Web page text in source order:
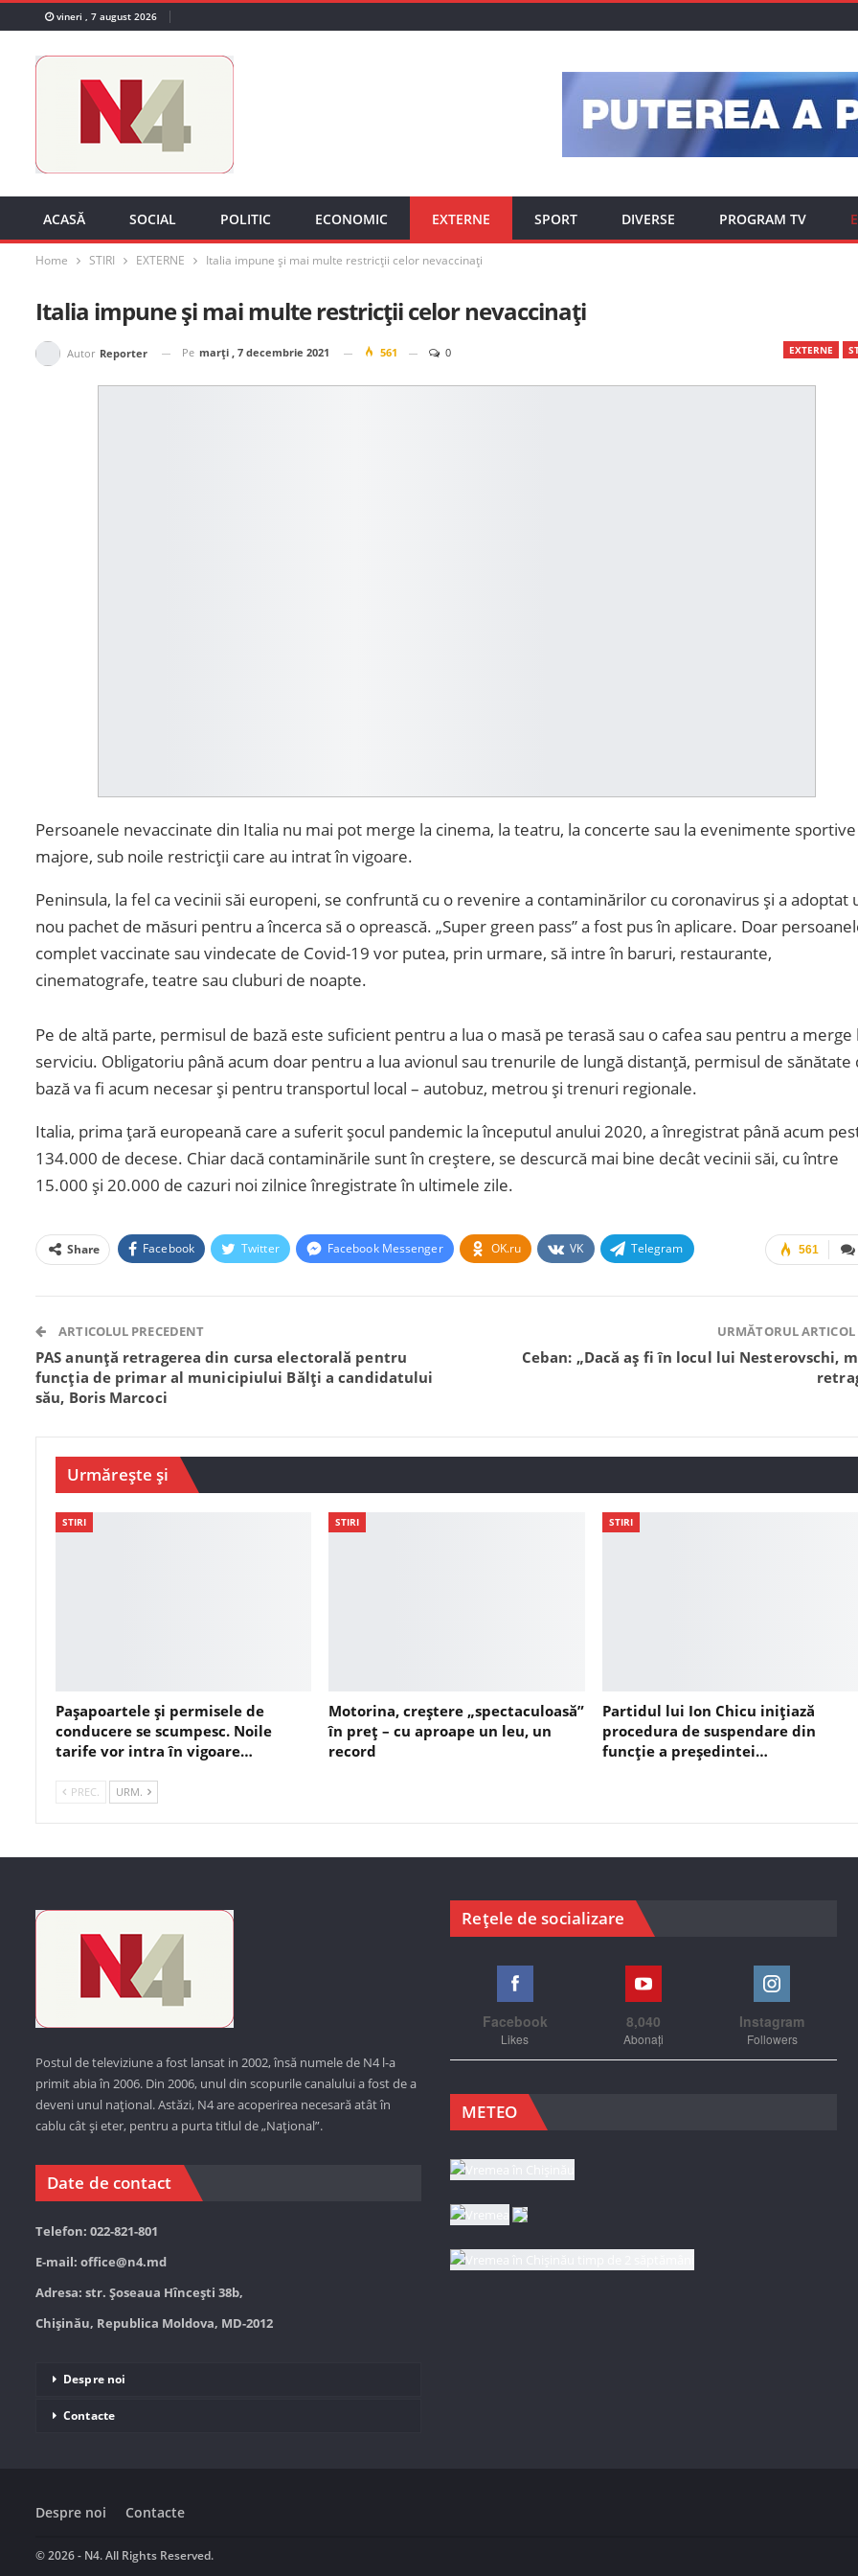
vineri , 7 august 2026
ACASĂ SOCIAL POLITIC ECONOMIC EXTERNE SPORT DIVERSE PROGRAM TV
Home STIRI EXTERNE Italia impune și mai multe restricții celor nevaccinați
Italia impune și mai multe restricții celor nevaccinați
EXTERNE
Autor Reporter Pe marți , 7 decembrie 2021 561 0
Persoanele nevaccinate din Italia nu mai pot merge la cinema, la teatru, la concerte sau la evenimente sportive
majore, sub noile restricții care au intrat în vigoare.
Peninsula, la fel ca vecinii săi europeni, se confruntă cu o revenire a contaminărilor cu coronavirus și a adoptat
nou pachet de măsuri pentru a încerca să o oprească. „Super green pass” a fost pus în aplicare. Doar
complet vaccinate sau vindecate de Covid-19 vor putea, prin urmare, să intre în baruri, restaurante,
cinematografe, teatre sau cluburi de noapte.
Pe de altă parte, permisul de bază este suficient pentru a lua o masă pe terasă sau o cafea sau pentru a merge
serviciu. Obligatoriu până acum doar pentru a lua avionul sau trenurile de lungă distanță, permisul de sănătate
bază va fi acum necesar și pentru transportul local – autobuz, metrou și trenuri regionale.
Italia, prima țară europeană care a suferit șocul pandemic la începutul anului 2020, a înregistrat până acum
134.000 de decese. Chiar dacă contaminările sunt în creștere, se descurcă mai bine decât vecinii săi, cu între
15.000 și 20.000 de cazuri noi zilnice înregistrate în ultimele zile.
561
Share Facebook Twitter Facebook Messenger OK.ru VK Telegram
ARTICOLUL PRECEDENT
PAS anunţă retragerea din cursa electorală pentru
funcţia de primar al municipiului Bălţi a candidatului
său, Boris Marcoci
URMĂTORUL ARTICOL
Ceban: „Dacă aș fi în locul lui Nesterovschi,
Urmărește și
STIRI
Pașapoartele și permisele de
conducere se scumpesc. Noile
tarife vor intra în vigoare…
STIRI
Motorina, creștere „spectaculoasă”
în preț – cu aproape un leu, un
record
STIRI
Partidul lui Ion Chicu inițiază
procedura de suspendare din
funcție a președintei…
PREC. URM.
Postul de televiziune a fost lansat in 2002, însă numele de N4 l-a
primit abia în 2006. Din 2006, unul din scopurile canalului a fost de a
deveni unul național. Astăzi, N4 are acoperirea necesară atât în
cablu cât și eter, pentru a purta titlul de „Național”.
Date de contact
Telefon: 022-821-801
E-mail: office@n4.md
Adresa: str. Șoseaua Hînceşti 38b,
Chișinău, Republica Moldova, MD-2012
Despre noi
Contacte
Rețele de socializare
Facebook
Likes
8,040
Abonați
Instagram
Followers
METEO
Despre noi Contacte
© 2026 - N4. All Rights Reserved.